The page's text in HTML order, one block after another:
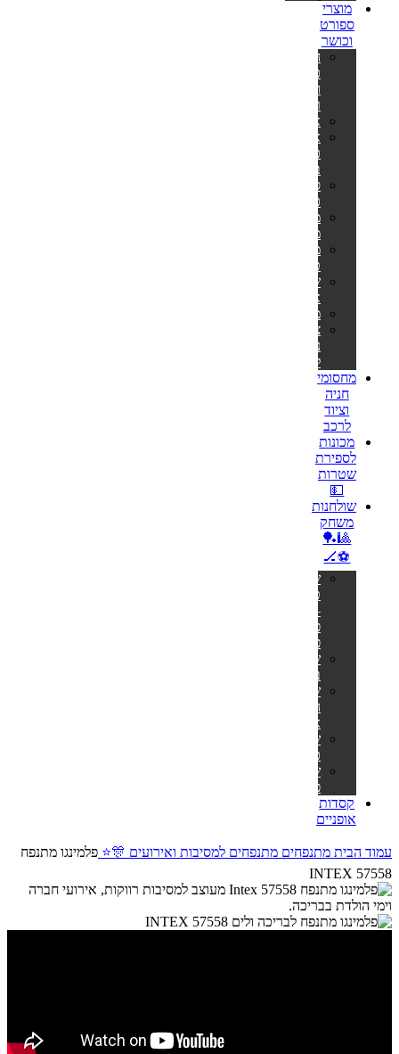
מוצרי
ספורט
וכושר
הליכוני
כושר
ומסלולי
ריצה
אליפטיקלים
אופני
כושר
ביתיים
ספות
כושר
מתקני
מתח
מולטי
טריינר
שקי
איגרוף
משקולות
ציוד
נלווה
לספורט
מחסומי
חניה
וציוד
לרכב
מכונות
לספירת
שטרות
💵
שולחנות
משחק
🎱🏓
⚽🏒
שולחנות
טניס
–
פינג
פונג
שולחנות
ביליארד
שולחנות
הוקי
אוויר
שולחנות
כדורגל
שולחנות
פוקר
קסדות
אופניים
עמוד הבית מתנפחים מתנפחים למסיבות ואירועים 🎊⭐ פלמינגו מתנפח
INTEX 57558